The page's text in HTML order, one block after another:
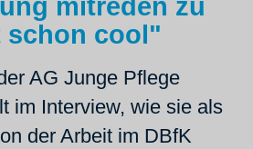
mitreden zu
schon cool"
AG Junge Pflege
im Interview, wie sie als
der Arbeit im DBfK